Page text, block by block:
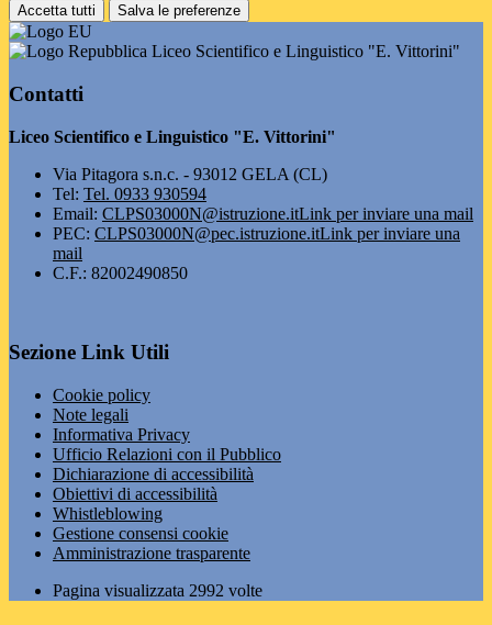
Accetta tutti Salva le preferenze
Liceo Scientifico e Linguistico "E. Vittorini"
Contatti
Liceo Scientifico e Linguistico "E. Vittorini"
Via Pitagora s.n.c. - 93012 GELA (CL)
Tel: Tel. 0933 930594
Email: CLPS03000N@istruzione.itLink per inviare una mail
PEC: CLPS03000N@pec.istruzione.itLink per inviare una
mail
C.F.: 82002490850
Sezione Link Utili
Cookie policy
Note legali
Informativa Privacy
Ufficio Relazioni con il Pubblico
Dichiarazione di accessibilità
Obiettivi di accessibilità
Whistleblowing
Gestione consensi cookie
Amministrazione trasparente
Pagina visualizzata 2992 volte